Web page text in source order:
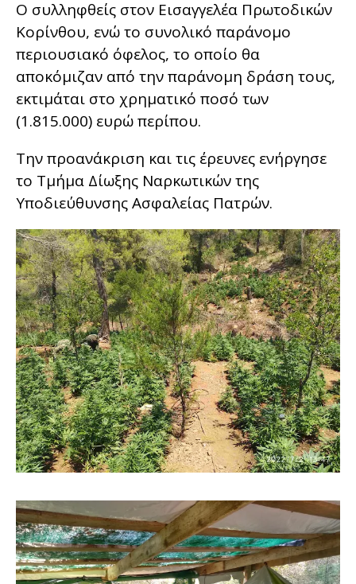
Ο συλληφθείς στον Εισαγγελέα Πρωτοδικών
Κορίνθου, ενώ το συνολικό παράνομο
περιουσιακό όφελος, το οποίο θα
αποκόμιζαν από την παράνομη δράση τους,
εκτιμάται στο χρηματικό ποσό των
(1.815.000) ευρώ περίπου.
Την προανάκριση και τις έρευνες ενήργησε
το Τμήμα Δίωξης Ναρκωτικών της
Υποδιεύθυνσης Ασφαλείας Πατρών.